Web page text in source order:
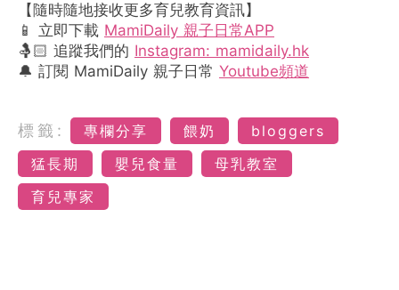
【隨時隨地接收更多育兒教育資訊】
📱 立即下載 MamiDaily 親子日常APP
🤱🏻 追蹤我們的 Instagram: mamidaily.hk
🔔 訂閱 MamiDaily 親子日常 Youtube頻道
標籤: 專欄分享 餵奶
bloggers
猛長期
嬰兒食量
母乳教室
育兒專家